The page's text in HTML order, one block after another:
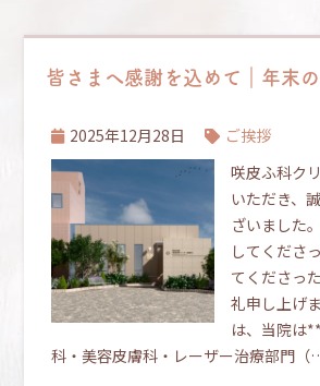
皆さまへ感謝を込めて｜年末
2025年12月28日
ご挨拶
咲皮ふ科ク
いただき、
ざいました
してくださ
てくださっ
礼申し上げ
は、当院は
科・美容皮膚科・レーザー治療部門（